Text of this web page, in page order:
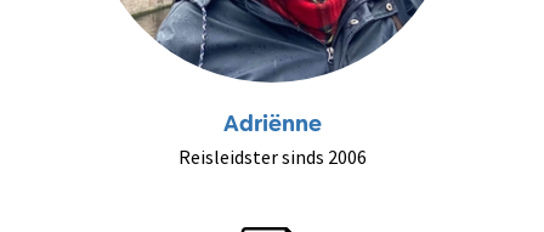
Adriënne
Reisleidster sinds 2006